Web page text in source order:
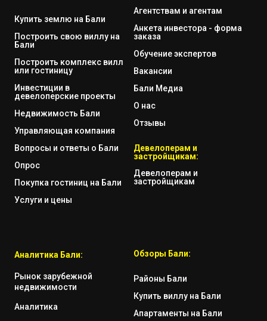
Купить землю на Бали
Построить свою виллу на
Бали
Построить комплекс вилл
или гостиницу
Инвестиции в
девелоперские проекты
Недвижимость Бали
Управляющая компания
Вопросы и ответы о Бали
Опрос
Покупка гостиниц на Бали
Услуги и цены
Агентствам и агентам
Анкета инвестора - форма
заказа
Обучение экспертов
Вакансии
Бали Медиа
О нас
Отзывы
Девелоперам и
застройщикам:
Девелоперам и
застройщикам
Аналитика Бали:
Рынок зарубежной
недвижимости
Аналитика
Обзоры Бали:
Районы Бали
Купить виллу на Бали
Апартаменты на Бали